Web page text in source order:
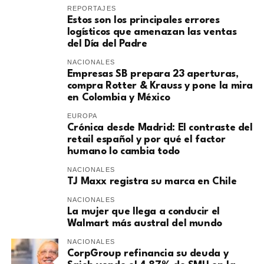
REPORTAJES
Estos son los principales errores
logísticos que amenazan las ventas
del Día del Padre
NACIONALES
Empresas SB prepara 23 aperturas,
compra Rotter & Krauss y pone la mira
en Colombia y México
EUROPA
​Crónica desde Madrid: El contraste del
retail español y por qué el factor
humano lo cambia todo
NACIONALES
TJ Maxx registra su marca en Chile
NACIONALES
La mujer que llega a conducir el
Walmart más austral del mundo
NACIONALES
CorpGroup refinancia su deuda y